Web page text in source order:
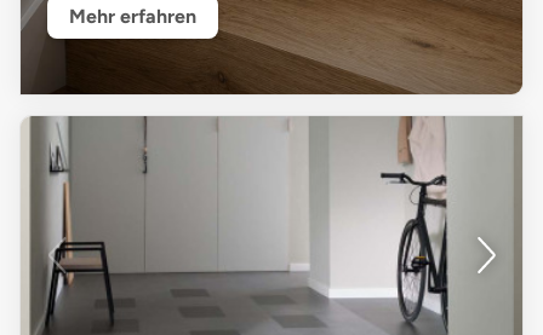
Mehr erfahren